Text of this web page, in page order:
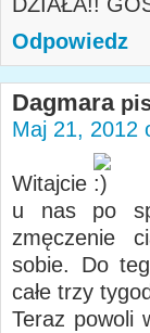
Odpowiedz
Dagmara
Maj 21, 2012
Witajcie
u nas po
zmęczenie
sobie. Do
całe trzy
Teraz powoli